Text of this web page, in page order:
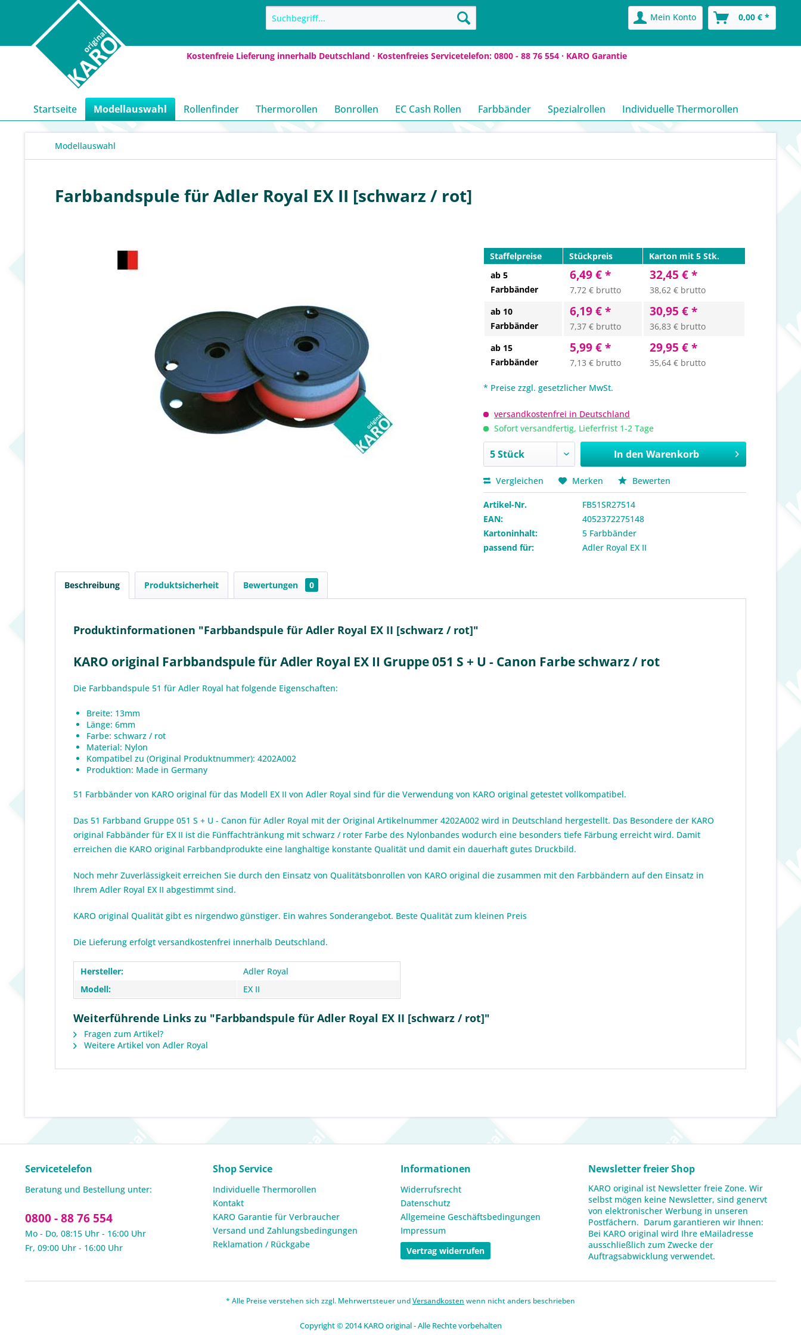
Kostenfreie Lieferung innerhalb Deutschland · Kostenfreies Servicetelefon: 0800 - 88 76 554 · KARO Garantie
Mein Konto 0,00 € *
Startseite Modellauswahl Rollenfinder Thermorollen Bonrollen EC Cash Rollen Farbbänder Spezialrollen Individuelle Thermorollen
Modellauswahl
Farbbandspule für Adler Royal EX II [schwarz / rot]
Staffelpreise Stückpreis
Karton mit 5 Stk.
ab 5
Farbbänder
6,49 € *
7,72 € brutto
32,45 € *
38,62 € brutto
ab 10
Farbbänder
6,19 € *
7,37 € brutto
30,95 € *
36,83 € brutto
ab 15
Farbbänder
5,99 € *
7,13 € brutto
29,95 € *
35,64 € brutto
* Preise zzgl. gesetzlicher MwSt.
versandkostenfrei in Deutschland
Sofort versandfertig, Lieferfrist 1-2 Tage
In den Warenkorb
Vergleichen Merken Bewerten
Artikel-Nr.
FB51SR27514
EAN:
4052372275148
Kartoninhalt:
5 Farbbänder
passend für:
Adler Royal EX II
Beschreibung Produktsicherheit Bewertungen 0
Produktinformationen "Farbbandspule für Adler Royal EX II [schwarz / rot]"
KARO original Farbbandspule für Adler Royal EX II Gruppe 051 S + U - Canon Farbe schwarz / rot
Die Farbbandspule 51 für Adler Royal hat folgende Eigenschaften:
Breite: 13mm
Länge: 6mm
Farbe: schwarz / rot
Material: Nylon
Kompatibel zu (Original Produktnummer): 4202A002
Produktion: Made in Germany
51 Farbbänder von KARO original für das Modell EX II von Adler Royal sind für die Verwendung von KARO original getestet vollkompatibel.
Das 51 Farbband Gruppe 051 S + U - Canon für Adler Royal mit der Original Artikelnummer 4202A002 wird in Deutschland hergestellt. Das Besondere der KARO
original Fabbänder für EX II ist die Fünffachtränkung mit schwarz / roter Farbe des Nylonbandes wodurch eine besonders tiefe Färbung erreicht wird. Damit
erreichen die KARO original Farbbandprodukte eine langhaltige konstante Qualität und damit ein dauerhaft gutes Druckbild.
Noch mehr Zuverlässigkeit erreichen Sie durch den Einsatz von Qualitätsbonrollen von KARO original die zusammen mit den Farbbändern auf den Einsatz in
Ihrem Adler Royal EX II abgestimmt sind.
KARO original Qualität gibt es nirgendwo günstiger. Ein wahres Sonderangebot. Beste Qualität zum kleinen Preis
Die Lieferung erfolgt versandkostenfrei innerhalb Deutschland.
Hersteller:
Adler Royal
Modell:
EX II
Weiterführende Links zu "Farbbandspule für Adler Royal EX II [schwarz / rot]"
Fragen zum Artikel?
Weitere Artikel von Adler Royal
Servicetelefon
Beratung und Bestellung unter:
0800 - 88 76 554
Mo - Do, 08:15 Uhr - 16:00 Uhr
Fr, 09:00 Uhr - 16:00 Uhr
Shop Service
Individuelle Thermorollen
Kontakt
KARO Garantie für Verbraucher
Versand und Zahlungsbedingungen
Reklamation / Rückgabe
Informationen
Widerrufsrecht
Datenschutz
Allgemeine Geschäftsbedingungen
Impressum
Vertrag widerrufen
Newsletter freier Shop
KARO original ist Newsletter freie Zone. Wir
selbst mögen keine Newsletter, sind genervt
von elektronischer Werbung in unseren
Postfächern. Darum garantieren wir Ihnen:
Bei KARO original wird Ihre eMailadresse
ausschließlich zum Zwecke der
Auftragsabwicklung verwendet.
* Alle Preise verstehen sich zzgl. Mehrwertsteuer undVersandkosten wenn nicht anders beschrieben
Copyright © 2014 KARO original - Alle Rechte vorbehalten